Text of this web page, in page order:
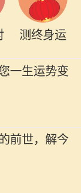
测终身运
一生运势变
前世，解今